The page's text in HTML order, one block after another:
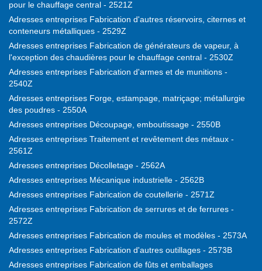
pour le chauffage central - 2521Z
Adresses entreprises Fabrication d'autres réservoirs, citernes et
conteneurs métalliques - 2529Z
Adresses entreprises Fabrication de générateurs de vapeur, à
l'exception des chaudières pour le chauffage central - 2530Z
Adresses entreprises Fabrication d'armes et de munitions -
2540Z
Adresses entreprises Forge, estampage, matriçage; métallurgie
des poudres - 2550A
Adresses entreprises Découpage, emboutissage - 2550B
Adresses entreprises Traitement et revêtement des métaux -
2561Z
Adresses entreprises Décolletage - 2562A
Adresses entreprises Mécanique industrielle - 2562B
Adresses entreprises Fabrication de coutellerie - 2571Z
Adresses entreprises Fabrication de serrures et de ferrures -
2572Z
Adresses entreprises Fabrication de moules et modèles - 2573A
Adresses entreprises Fabrication d'autres outillages - 2573B
Adresses entreprises Fabrication de fûts et emballages